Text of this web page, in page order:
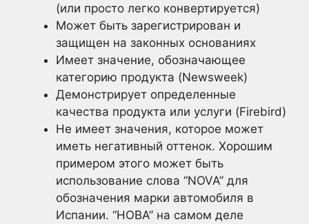
(или просто легко конвертируется)
Может быть зарегистрирован и
защищен на законных основаниях
Имеет значение, обозначающее
категорию продукта (Newsweek)
Демонстрирует определенные
качества продукта или услуги (Firebird)
Не имеет значения, которое может
иметь негативный оттенок. Хорошим
примером этого может быть
использование слова “NOVA” для
обозначения марки автомобиля в
Испании. “НОВА” на самом деле